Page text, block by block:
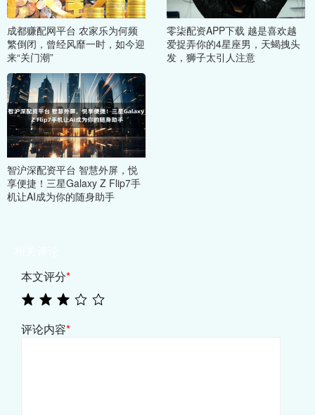
成都赚配网平台 农家乐为何频
繁倒闭，曾经风靡一时，如今迎
来“关门潮”
零柒配资APP下载 越是喜欢越
爱捉弄你的4星座男，天蝎拽头
发，狮子太引人注意
智沪深配资平台 智慧外屏，悦
享便捷！三星Galaxy Z Flip7手
机让AI成为你的随身助手
本文评分*
评论内容*